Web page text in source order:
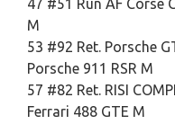
47 #51 Run AF Corse
M
53 #92 Ret. Porsche
Porsche 911 RSR M
57 #82 Ret. RISI
Ferrari 488 GTE M